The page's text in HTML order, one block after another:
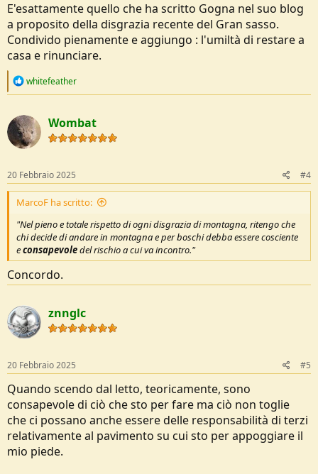
E'esattamente quello che ha scritto Gogna nel suo blog
a proposito della disgrazia recente del Gran sasso.
Condivido pienamente e aggiungo : l'umiltà di restare a
casa e rinunciare.
R
c
t
i
o
s
:
whitefeather
Wombat
20 Febbraio 2025 #4
MarcoF ha scritto:
"Nel pieno e totale rispetto di ogni disgrazia di montagna, ritengo che
chi decide di andare in montagna e per boschi debba essere cosciente
econsapevoledel rischio a cui va incontro."
Concordo.
znnglc
20 Febbraio 2025 #5
Quando scendo dal letto, teoricamente, sono
consapevole di ciò che sto per fare ma ciò non toglie
che ci possano anche essere delle responsabilità di terzi
relativamente al pavimento su cui sto per appoggiare il
mio piede.